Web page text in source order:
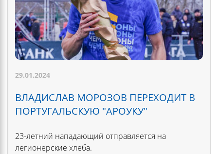
29.01.2024
ВЛАДИСЛАВ МОРОЗОВ ПЕРЕХОДИТ В
ПОРТУГАЛЬСКУЮ "АРОУКУ"
23-летний нападающий отправляется на
легионерские хлеба.